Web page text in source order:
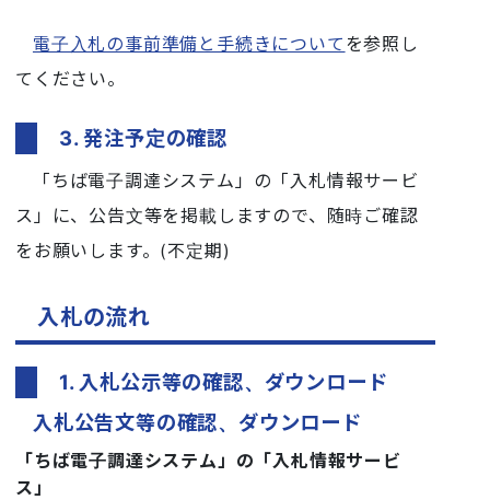
電子入札の事前準備と手続きについて を参照し
てください。
3. 発注予定の確認
「ちば電子調達システム」の「入札情報サービ
ス」に、公告文等を掲載しますので、随時ご確認
をお願いします。(不定期)
入札の流れ
1. 入札公示等の確認、ダウンロード
入札公告文等の確認、ダウンロード
「ちば電子調達システム」の「入札情報サービ
ス」